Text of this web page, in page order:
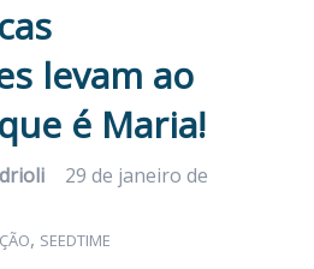
levam ao
é Maria!
29 de janeiro de
, SEEDTIME